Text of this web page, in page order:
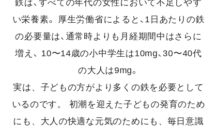
鉄は、すべての年代の女性において不足しやす
い栄養素。
厚生労働省によると、1日あたりの鉄
の必要量は、通常時よりも月経期間中はさらに
増え、 10〜14歳の小中学生は10mg、30〜40代
の大人は9mg。
実は、子どもの方がより多くの鉄を必要として
いるのです。
初潮を迎えた子どもの発育のため
にも、大人の快適な元気のためにも、毎日意識